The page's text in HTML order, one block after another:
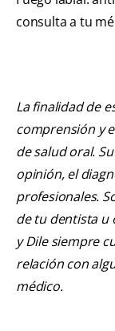
consulta a tu
La finalidad de
comprensión y
de salud oral.
opinión, el
profesionales.
de tu dentista u
y Dile siempre
relación con
médico.